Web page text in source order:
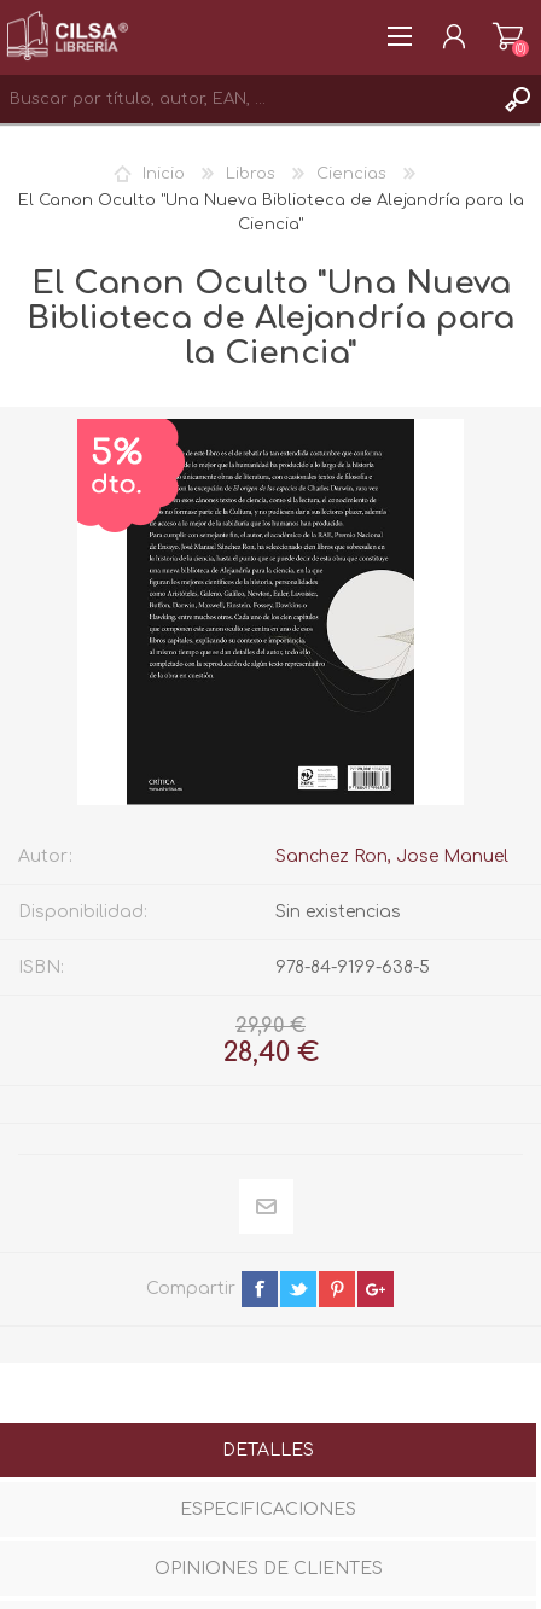
INICIAR SESIÓN
(0)
Inicio Libros
Ciencias
El Canon Oculto "Una Nueva Biblioteca de Alejandría para la
Ciencia"
El Canon Oculto "Una Nueva
Biblioteca de Alejandría para
la Ciencia"
Autor: Sanchez Ron, Jose Manuel
Disponibilidad: Sin existencias
ISBN: 978-84-9199-638-5
29,90 €
28,40 €
Compartir
DETALLES
ESPECIFICACIONES
OPINIONES DE CLIENTES